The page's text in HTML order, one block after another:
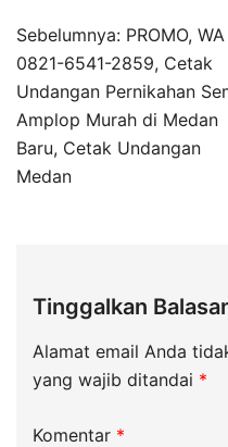
Sebelumnya: PROMO, WA
0821-6541-2859, Cetak
Undangan Pernikahan
Amplop Murah di Medan
Baru, Cetak Undangan
Medan
Tinggalkan
Alamat email Anda
yang wajib ditandai *
Komentar *